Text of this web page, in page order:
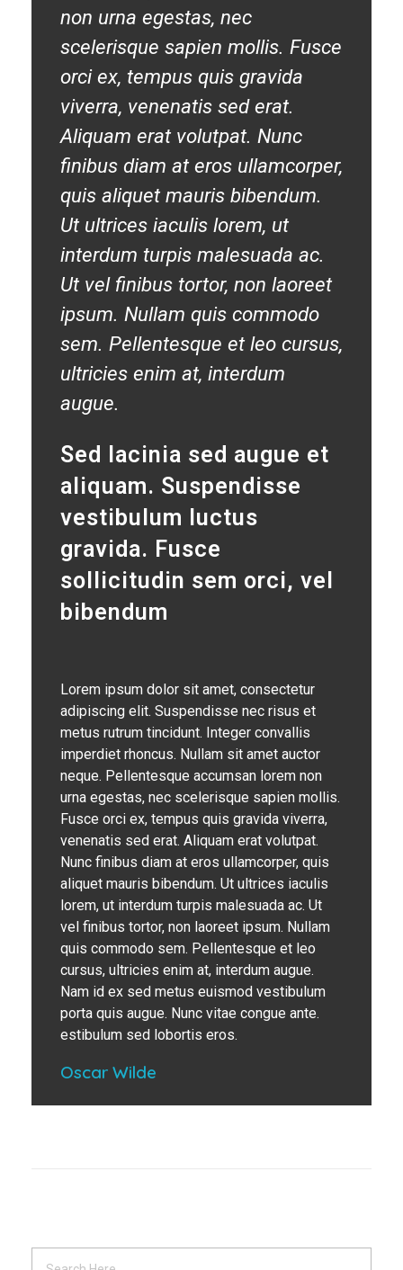
non urna egestas, nec
scelerisque sapien mollis. Fusce
orci ex, tempus quis gravida
viverra, venenatis sed erat.
Aliquam erat volutpat. Nunc
finibus diam at eros ullamcorper,
quis aliquet mauris bibendum.
Ut ultrices iaculis lorem, ut
interdum turpis malesuada ac.
Ut vel finibus tortor, non laoreet
ipsum. Nullam quis commodo
sem. Pellentesque et leo cursus,
ultricies enim at, interdum
augue.
Sed lacinia sed augue et
aliquam. Suspendisse
vestibulum luctus
gravida. Fusce
sollicitudin sem orci, vel
bibendum
Lorem ipsum dolor sit amet, consectetur
adipiscing elit. Suspendisse nec risus et
metus rutrum tincidunt. Integer convallis
imperdiet rhoncus. Nullam sit amet auctor
neque. Pellentesque accumsan lorem non
urna egestas, nec scelerisque sapien mollis.
Fusce orci ex, tempus quis gravida viverra,
venenatis sed erat. Aliquam erat volutpat.
Nunc finibus diam at eros ullamcorper, quis
aliquet mauris bibendum. Ut ultrices iaculis
lorem, ut interdum turpis malesuada ac. Ut
vel finibus tortor, non laoreet ipsum. Nullam
quis commodo sem. Pellentesque et leo
cursus, ultricies enim at, interdum augue.
Nam id ex sed metus euismod vestibulum
porta quis augue. Nunc vitae congue ante.
estibulum sed lobortis eros.
Oscar Wilde